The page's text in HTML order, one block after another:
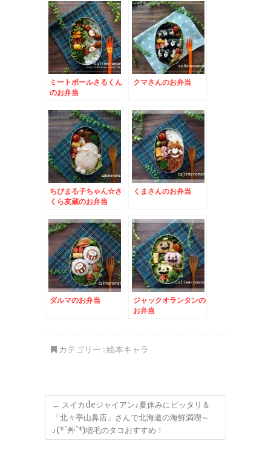
ミートボールさるくん
のお弁当
クマさんのお弁当
ちびまる子ちゃん☆さ
くら友蔵のお弁当
くまさんのお弁当
ダルマのお弁当
ジャックオランタンの
お弁当
カテゴリー :絵本キャラ
← スイカdeジャイアン♪夏休みにピッタリ＆
「北々亭山鼻店」さんで北海道の海鮮満喫～
♪(*´艸`*)増毛のタコおすすめ！